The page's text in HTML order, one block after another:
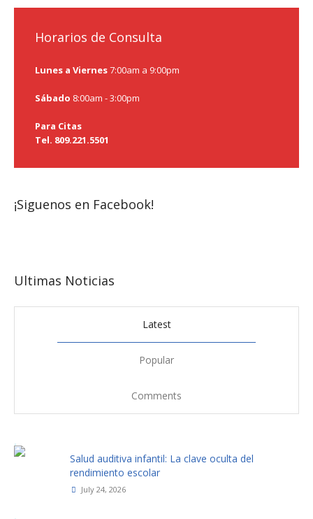
Horarios de Consulta
Lunes a Viernes7:00am a 9:00pm
Sábado 8:00am - 3:00pm
Para Citas
Tel. 809.221.5501
¡Siguenos en Facebook!
Ultimas Noticias
Latest
Popular
Comments
Salud auditiva infantil: La clave oculta del
rendimiento escolar
July 24, 2026